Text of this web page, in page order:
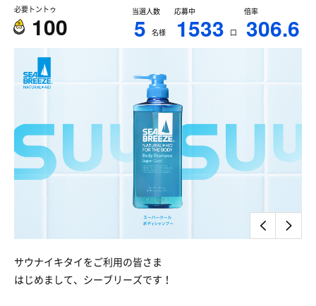
必要トントゥ
100
当選人数
5 名様
応募中
1533 口
倍率
306.6
サウナイキタイをご利用の皆さま
はじめまして、シーブリーズです！